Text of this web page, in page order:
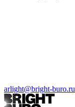
arlight@bright-buro.ru